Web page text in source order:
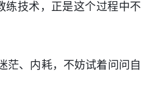
练技术，正是这个过程中不
茫、内耗，不妨试着问问自